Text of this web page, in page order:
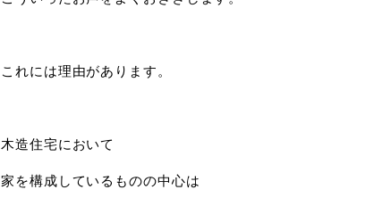
これには理由があります。
木造住宅において
家を構成しているものの中心は